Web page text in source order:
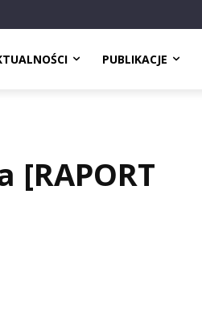
PUBLIKACJE